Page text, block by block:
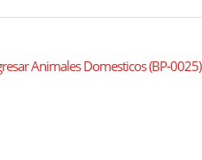
Animales Domesticos (BP-0025)